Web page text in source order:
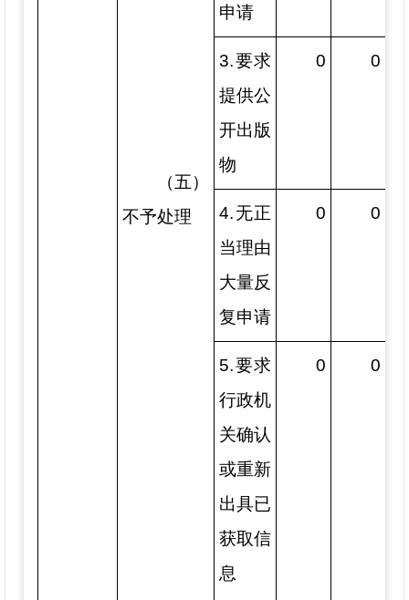
（五）
不予处理
申请
3.要求
提供公
开出版
物
0 0
4.无正
当理由
大量反
复申请
0 0
5.要求
行政机
关确认
或重新
出具已
获取信
息
0 0